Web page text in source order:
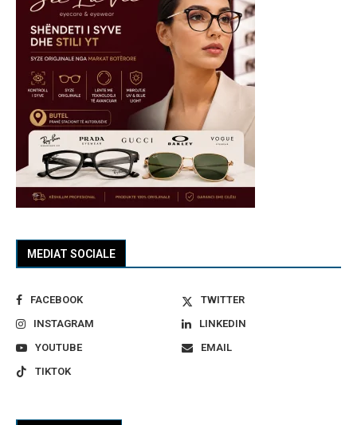
MEDIAT SOCIALE
FACEBOOK
TWITTER
INSTAGRAM
LINKEDIN
YOUTUBE
EMAIL
TIKTOK